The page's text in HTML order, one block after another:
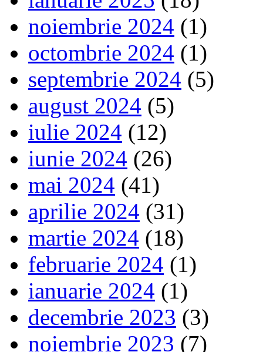
noiembrie 2024 (1)
octombrie 2024 (1)
septembrie 2024 (5)
august 2024 (5)
iulie 2024 (12)
iunie 2024 (26)
mai 2024 (41)
aprilie 2024 (31)
martie 2024 (18)
februarie 2024 (1)
ianuarie 2024 (1)
decembrie 2023 (3)
noiembrie 2023 (7)